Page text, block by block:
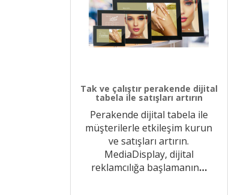
Tak ve çalıştır perakende dijital
tabela ile satışları artırın
Perakende dijital tabela ile
müşterilerle etkileşim kurun
ve satışları artırın.
MediaDisplay, dijital
reklamcılığa başlamanın…